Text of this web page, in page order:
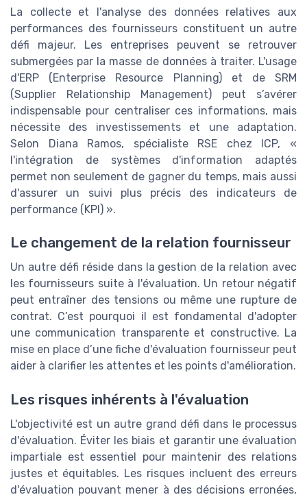
La collecte et l'analyse des données relatives aux
performances des fournisseurs constituent un autre
défi majeur. Les entreprises peuvent se retrouver
submergées par la masse de données à traiter. L'usage
d'ERP (Enterprise Resource Planning) et de SRM
(Supplier Relationship Management) peut s’avérer
indispensable pour centraliser ces informations, mais
nécessite des investissements et une adaptation.
Selon Diana Ramos, spécialiste RSE chez ICP, «
l'intégration de systèmes d'information adaptés
permet non seulement de gagner du temps, mais aussi
d'assurer un suivi plus précis des indicateurs de
performance (KPI) ».
Le changement de la relation fournisseur
Un autre défi réside dans la gestion de la relation avec
les fournisseurs suite à l'évaluation. Un retour négatif
peut entraîner des tensions ou même une rupture de
contrat. C’est pourquoi il est fondamental d'adopter
une communication transparente et constructive. La
mise en place d’une fiche d'évaluation fournisseur peut
aider à clarifier les attentes et les points d'amélioration.
Les risques inhérents à l'évaluation
L'objectivité est un autre grand défi dans le processus
d'évaluation. Éviter les biais et garantir une évaluation
impartiale est essentiel pour maintenir des relations
justes et équitables. Les risques incluent des erreurs
d'évaluation pouvant mener à des décisions erronées,